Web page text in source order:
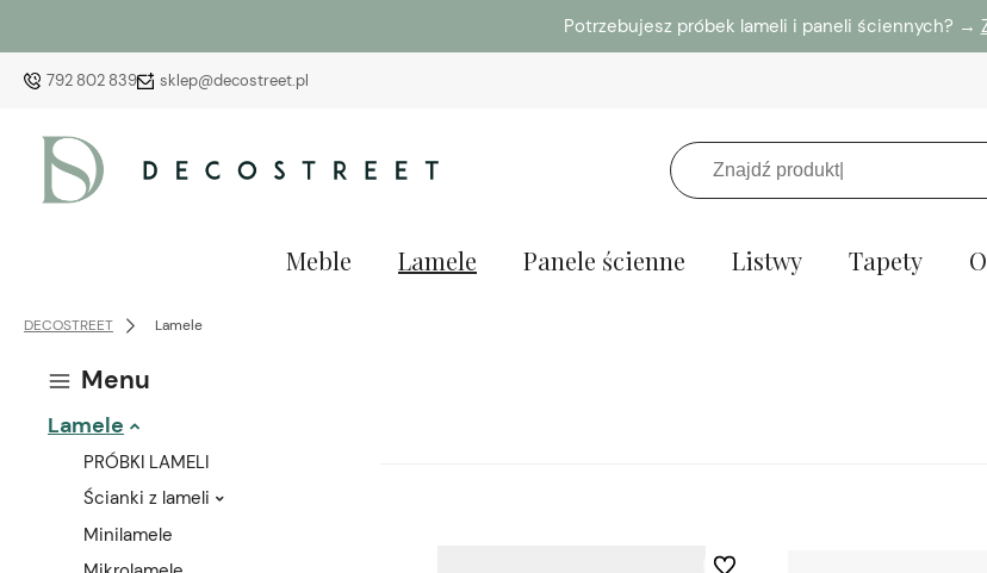
Potrzebujesz próbek lameli i paneli ściennych? →
792 802 839 sklep@decostreet.pl
Meble Lamele Panele ścienne Listwy Tapety
DECOSTREET Lamele
Menu
Lamele
PRÓBKI LAMELI
Ścianki z lameli
Minilamele
Do ulubionych